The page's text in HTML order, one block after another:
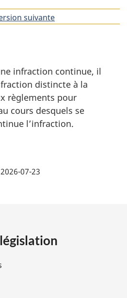
suivante
infraction continue, il
distincte à la
règlements pour
cours desquels se
l’infraction.
2026-07-23